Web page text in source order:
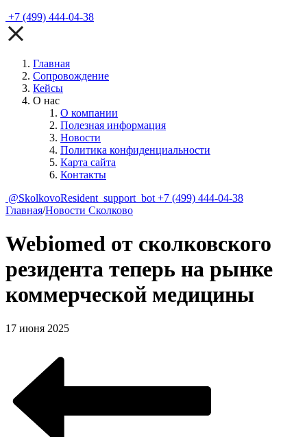
+7 (499) 444-04-38
Главная
Сопровождение
Кейсы
О нас
О компании
Полезная информация
Новости
Политика конфиденциальности
Карта сайта
Контакты
@SkolkovoResident_support_bot +7 (499) 444-04-38
Главная/Новости Сколково
Webiomed от сколковского
резидента теперь на рынке
коммерческой медицины
17 июня 2025